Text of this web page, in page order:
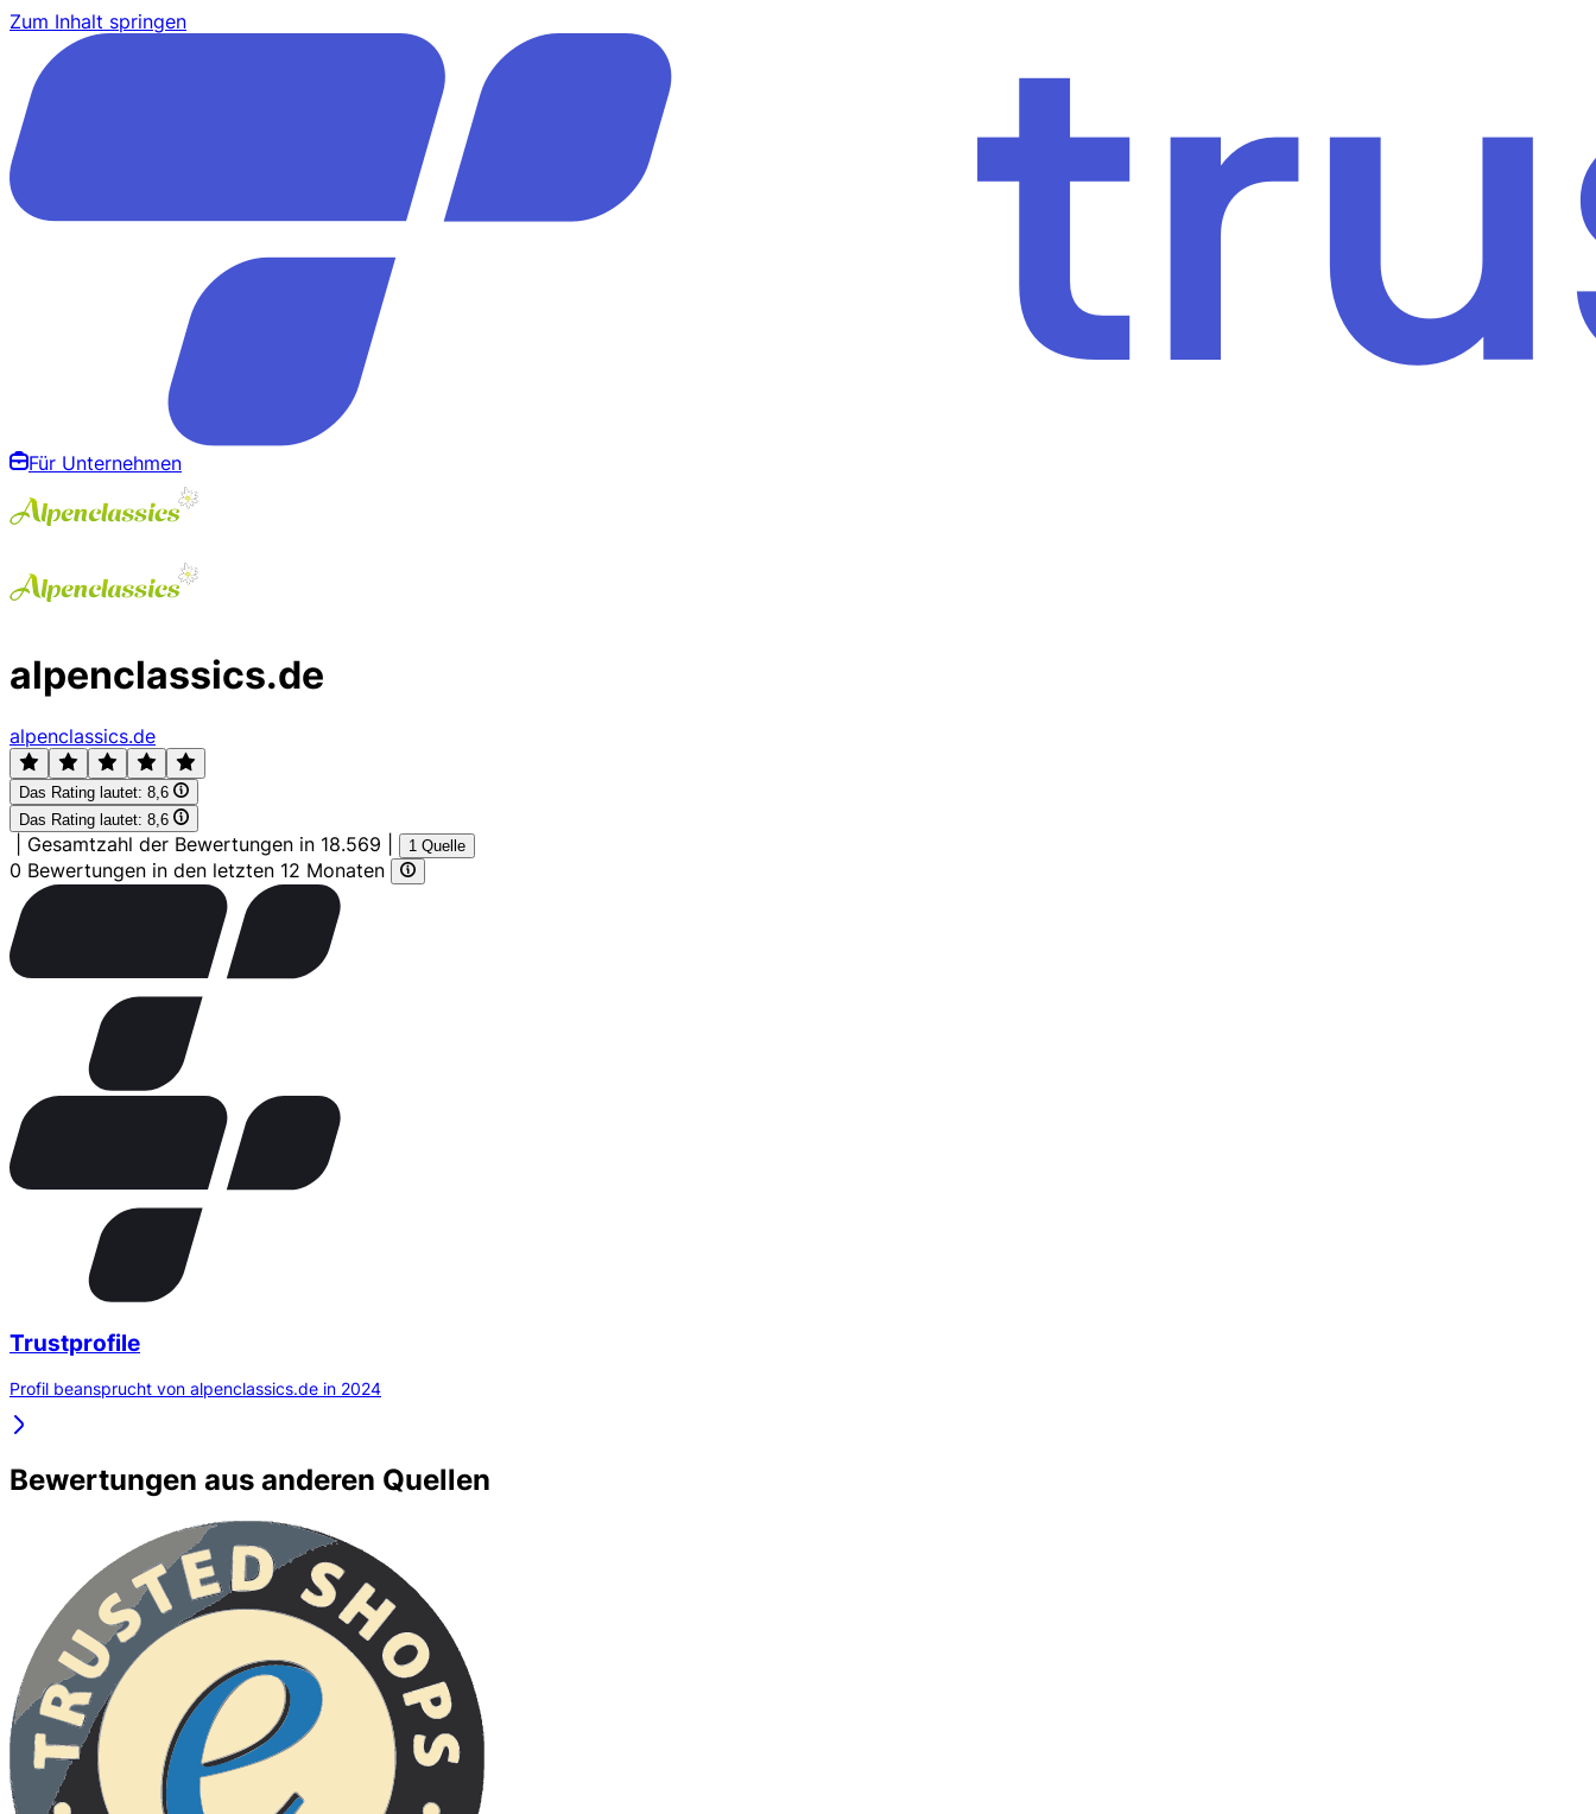
Zum Inhalt springen
Für Unternehmen
alpenclassics.de
alpenclassics.de
Das Rating lautet: 8,6
Das Rating lautet: 8,6
Gesamtzahl der Bewertungen in 18.569 1 Quelle
0 Bewertungen in den letzten 12 Monaten
Trustprofile
Profil beansprucht von alpenclassics.de in 2024
Bewertungen aus anderen Quellen